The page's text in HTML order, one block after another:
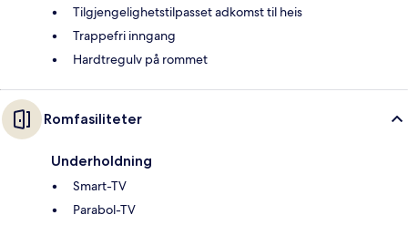
Tilgjengelighetstilpasset adkomst til heis
Trappefri inngang
Hardtregulv på rommet
Romfasiliteter
Underholdning
Smart-TV
Parabol-TV